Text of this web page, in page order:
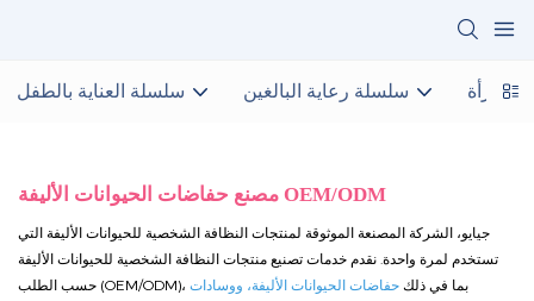
سلسلة العناية بالطفل سلسلة رعاية البالغين بالمرأة
مصنع حفاضات الحيوانات الأليفة OEM/ODM
جيايو، الشركة المصنعة الموثوقة لمنتجات النظافة الشخصية للحيوانات الأليفة التي
تستخدم لمرة واحدة. نقدم خدمات تصنيع منتجات النظافة الشخصية للحيوانات الأليفة
حسب الطلب (OEM/ODM)، بما في ذلك حفاضات الحيوانات الأليفة، ووسادات